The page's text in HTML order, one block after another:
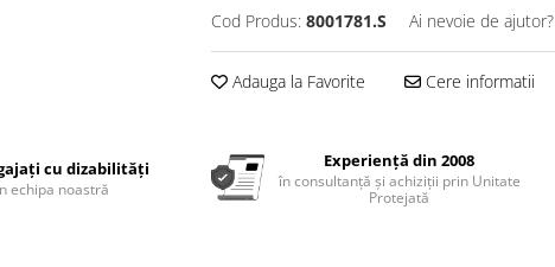
Cod Produs: 8001781.S Ai nevoie de ajutor?
Adauga la Favorite Cere informatii
cu dizabilități
echipa noastră
Experiență din 2008
în consultanță și achiziții prin Unitate
Protejată